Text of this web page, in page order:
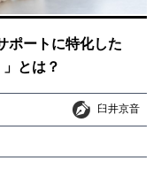
ポートに特化した
とは？
臼井京音
臼井京音